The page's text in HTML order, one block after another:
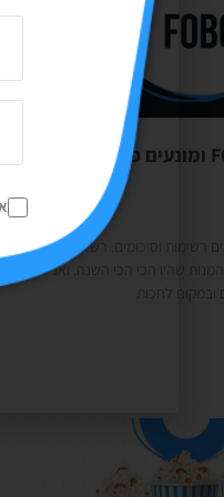
רשימות וסיכומים. רשימות של
שהיו הכי הכי השנה. ואני? אני
לחכות